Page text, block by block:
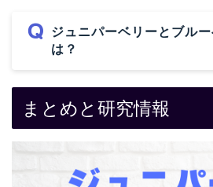
ジュニパーベリーとブル
は？
まとめと研究情報